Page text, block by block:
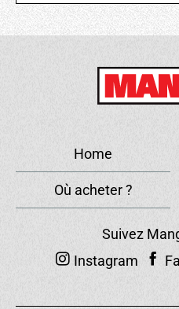
Home
Où acheter ?
Suivez
Instagram